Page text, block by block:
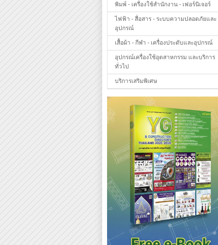
พิมพ์ - เครื่องใช้สำนักงาน - เฟอร์นิเจอร์
ไฟฟ้า - สื่อสาร - ระบบความปลอดภัยและ
อุปกรณ์
เสื้อผ้า - กีฬา - เครื่องประดับและอุปกรณ์
อุปกรณ์เครื่องใช้อุตสาหกรรม และบริการ
ทั่วไป
บริการเสริมพิเศษ